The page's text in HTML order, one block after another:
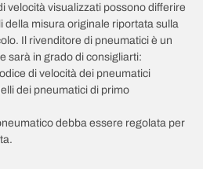
velocità visualizzati possono differire
della misura originale riportata sulla
Il rivenditore di pneumatici è un
sarà in grado di consigliarti:
di velocità dei pneumatici
dei pneumatici di primo
debba essere regolata per